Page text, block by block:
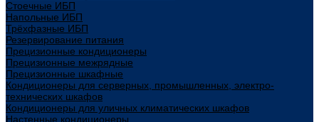
Стоечные ИБП
Напольные ИБП
Трёхфазные ИБП
Резервирование питания
Прецизионные кондиционеры
Прецизионные межрядные
Прецизионные шкафные
Кондиционеры для серверных, промышленных, электро-
технических шкафов
Кондиционеры для уличных климатических шкафов
Настенные кондиционеры